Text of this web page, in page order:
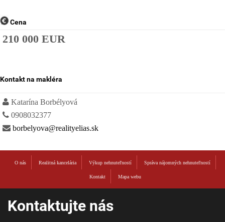
Cena
210 000 EUR
Kontakt na makléra
Katarína Borbélyová
0908032377
borbelyova@realityelias.sk
O nás Realitná kancelária Výkup nehnuteľností Správa nájomných nehnuteľností
Kontakt Mapa webu
Kontaktujte nás